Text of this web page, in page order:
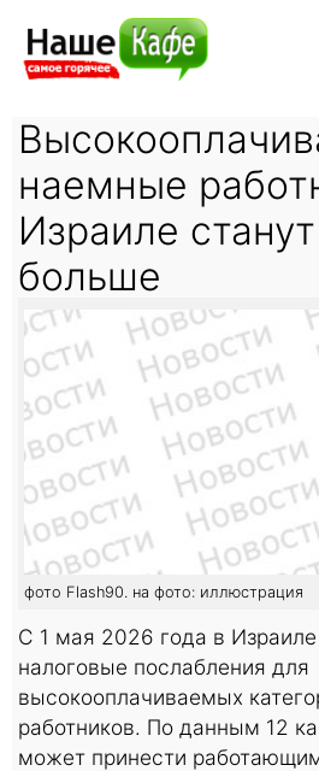
наемные
Израиле
больше
фото Flash90. на фото: иллюстрация
С 1 мая 2026 года в
налоговые послабления для
высокооплачиваемых
работников. По данным 12
может принести